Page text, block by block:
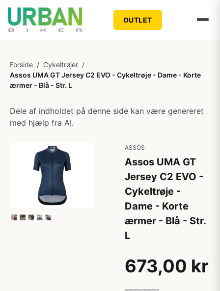
OUTLET
Forside / Cykeltrøjer /
Assos UMA GT Jersey C2 EVO - Cykeltrøje - Dame - Korte
ærmer - Blå - Str. L
Dele af indholdet på denne side kan være genereret
med hjælp fra AI.
ASSOS
Assos UMA GT
Jersey C2 EVO -
Cykeltrøje -
Dame - Korte
ærmer - Blå - Str.
L
673,00 kr